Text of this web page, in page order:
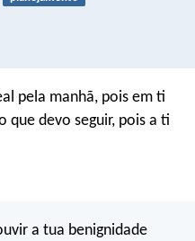
pela manhã, pois em ti
que devo seguir, pois a ti
a tua benignidade